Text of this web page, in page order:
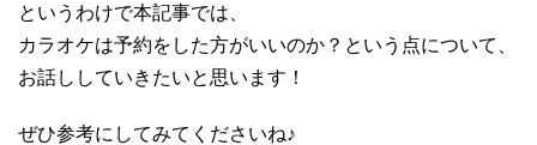
というわけで本記事では、
カラオケは予約をした方がいいのか？という点について、
お話ししていきたいと思います！
ぜひ参考にしてみてくださいね♪